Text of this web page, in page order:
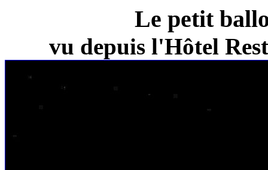
Le petit
vu depuis l'Hôtel